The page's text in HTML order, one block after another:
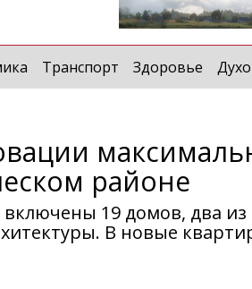
Транспорт Здоровье
районе
19 домов, два из
В новые